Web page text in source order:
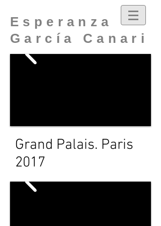
Esperanza
García Canari
Grand Palais. Paris
2017